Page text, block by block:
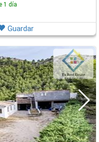
1 día
Guardar